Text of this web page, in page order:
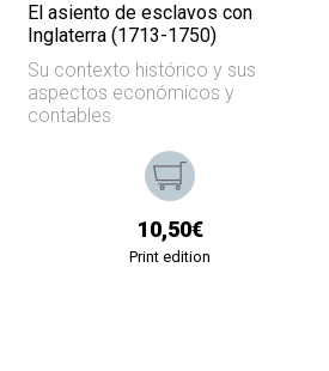
El asiento de esclavos con
Inglaterra (1713-1750)
Su contexto histórico y sus
aspectos económicos y
contables
10,50€
Print edition